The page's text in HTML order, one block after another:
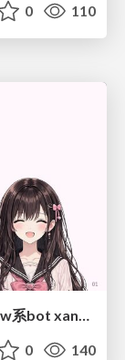
0 110
20260807_第6回_関東kaggler会LT_claw系bot xangiと始める、"寂しくない" kaggle
0 140